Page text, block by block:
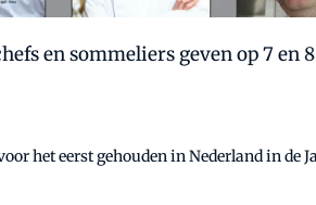
en sommeliers geven op 7
het eerst gehouden in Nederland in de